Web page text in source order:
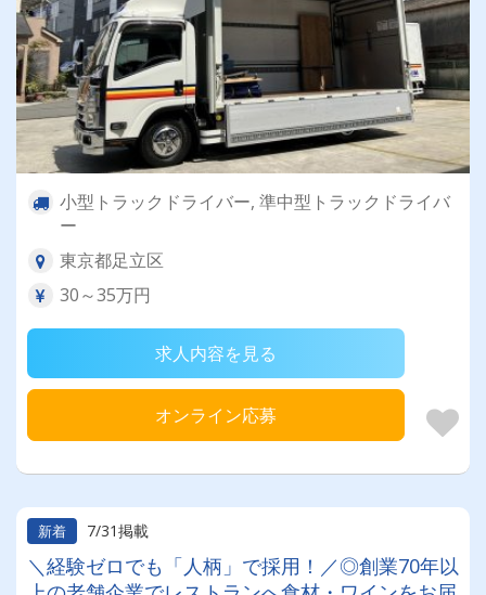
小型トラックドライバー, 準中型トラックドライバ
ー
東京都足立区
30～35万円
求人内容を見る
オンライン応募
新着 7/31掲載
＼経験ゼロでも「人柄」で採用！／◎創業70年以